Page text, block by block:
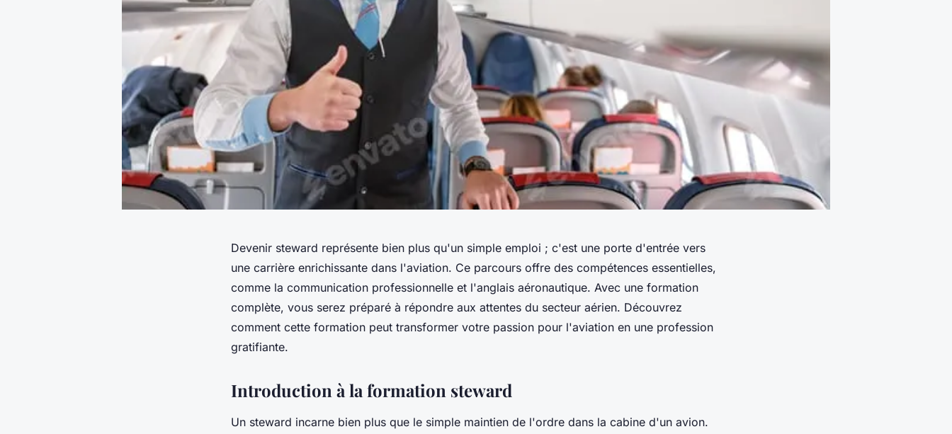
Devenir steward représente bien plus qu'un simple emploi ; c'est une porte d'entrée vers
une carrière enrichissante dans l'aviation. Ce parcours offre des compétences essentielles,
comme la communication professionnelle et l'anglais aéronautique. Avec une formation
complète, vous serez préparé à répondre aux attentes du secteur aérien. Découvrez
comment cette formation peut transformer votre passion pour l'aviation en une profession
gratifiante.
Introduction à la formation steward
Un steward incarne bien plus que le simple maintien de l'ordre dans la cabine d'un avion.